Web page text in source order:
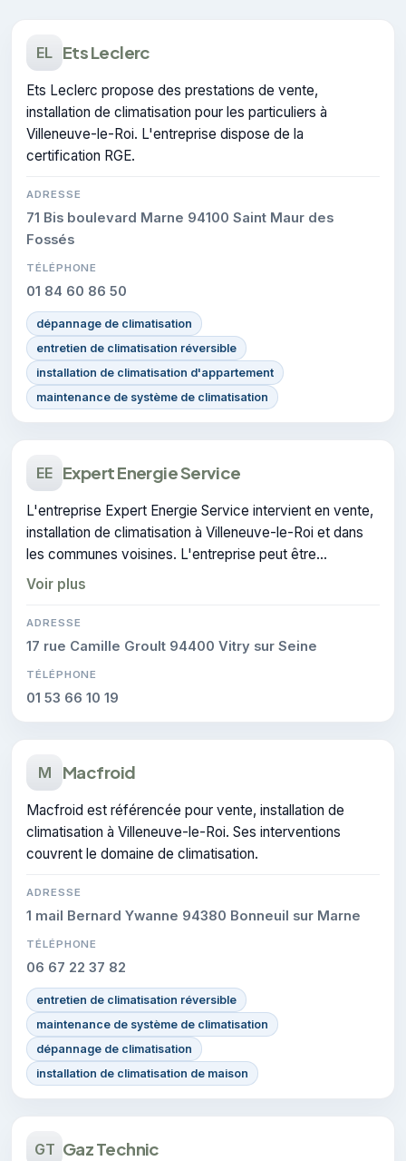
EL Ets Leclerc
Ets Leclerc propose des prestations de vente,
installation de climatisation pour les particuliers à
Villeneuve-le-Roi. L'entreprise dispose de la
certification RGE.
ADRESSE
71 Bis boulevard Marne 94100 Saint Maur des
Fossés
TÉLÉPHONE
01 84 60 86 50
dépannage de climatisation
entretien de climatisation réversible
installation de climatisation d'appartement
maintenance de système de climatisation
EE Expert Energie Service
L'entreprise Expert Energie Service intervient en vente,
installation de climatisation à Villeneuve-le-Roi et dans
les communes voisines. L'entreprise peut être
contactée pour des travaux de climatisation.
Voir plus
ADRESSE
17 rue Camille Groult 94400 Vitry sur Seine
TÉLÉPHONE
01 53 66 10 19
M Macfroid
Macfroid est référencée pour vente, installation de
climatisation à Villeneuve-le-Roi. Ses interventions
couvrent le domaine de climatisation.
ADRESSE
1 mail Bernard Ywanne 94380 Bonneuil sur Marne
TÉLÉPHONE
06 67 22 37 82
entretien de climatisation réversible
maintenance de système de climatisation
dépannage de climatisation
installation de climatisation de maison
GT Gaz Technic